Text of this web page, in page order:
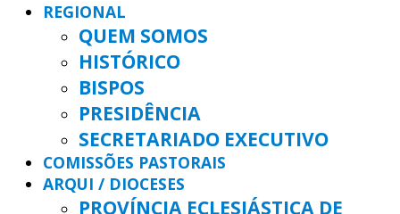
REGIONAL
QUEM SOMOS
HISTÓRICO
BISPOS
PRESIDÊNCIA
SECRETARIADO EXECUTIVO
COMISSÕES PASTORAIS
ARQUI / DIOCESES
PROVÍNCIA ECLESIÁSTICA DE